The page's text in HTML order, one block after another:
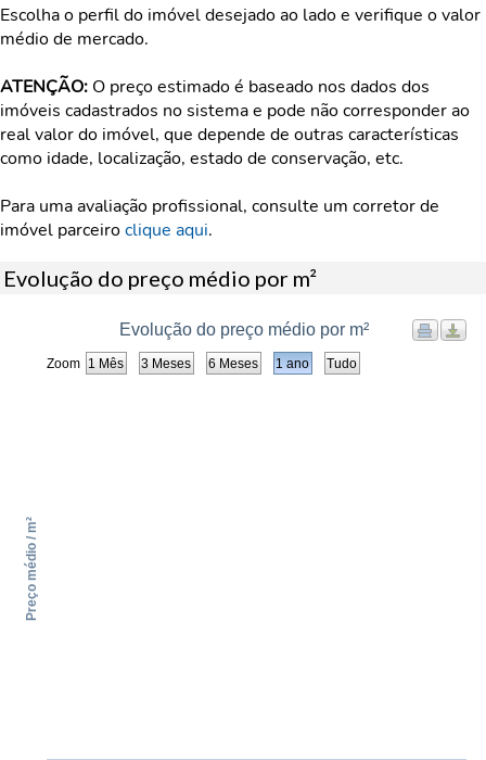
Escolha o perfil do imóvel desejado ao lado e verifique o valor
médio de mercado.
ATENÇÃO: O preço estimado é baseado nos dados dos
imóveis cadastrados no sistema e pode não corresponder ao
real valor do imóvel, que depende de outras características
como idade, localização, estado de conservação, etc.
Para uma avaliação profissional, consulte um corretor de
imóvel parceiroclique aqui.
Evolução do preço médio por m²
Zoom
Evolução do preço médio por m²
Preço médio / m²
1 Mês 3 Meses 6 Meses 1 ano Tudo